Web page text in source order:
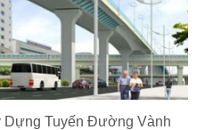
Dựng Tuyến Đường Vành